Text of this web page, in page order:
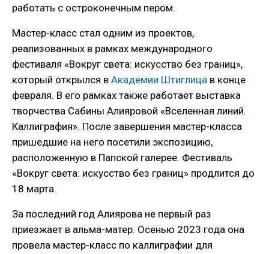
работать с остроконечным пером.
Мастер-класс стал одним из проектов,
реализованных в рамках международного
фестиваля «Вокруг света: искусство без границ»,
который открылся в Академии Штиглица в конце
февраля. В его рамках также работает выставка
творчества Сабины Алияровой «Вселенная линий.
Каллиграфия». После завершения мастер-класса
пришедшие на него посетили экспозицию,
расположенную в Папской галерее. Фестиваль
«Вокруг света: искусство без границ» продлится до
18 марта.
За последний год Алиярова не первый раз
приезжает в альма-матер. Осенью 2023 года она
провела мастер-класс по каллиграфии для